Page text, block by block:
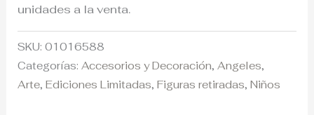
unidades a la venta.
SKU:01016588
Categorías: Accesorios y Decoración, Angeles,
Arte,Ediciones Limitadas,Figuras retiradas,Niños